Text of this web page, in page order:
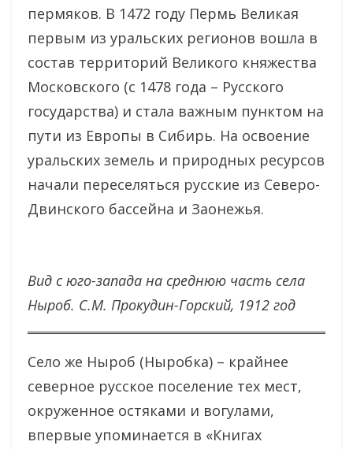
пермяков. В 1472 году Пермь Великая
первым из уральских регионов вошла в
состав территорий Великого княжества
Московского (с 1478 года – Русского
государства) и стала важным пунктом на
пути из Европы в Сибирь. На освоение
уральских земель и природных ресурсов
начали переселяться русские из Северо-
Двинского бассейна и Заонежья.
Вид с юго-запада на среднюю часть села
Ныроб. С.М. Прокудин-Горский, 1912 год
Село же Ныроб (Ныробка) – крайнее
северное русское поселение тех мест,
окруженное остяками и вогулами,
впервые упоминается в «Книгах